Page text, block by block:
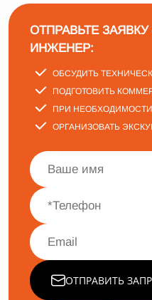
ОТПРАВЬТЕ
ИНЖЕНЕР:
ОБСУДИТЬ
ПОДГОТОВИТЬ
ПРИ
ОРГАНИЗОВАТЬ
ОТПРАВИТЬ